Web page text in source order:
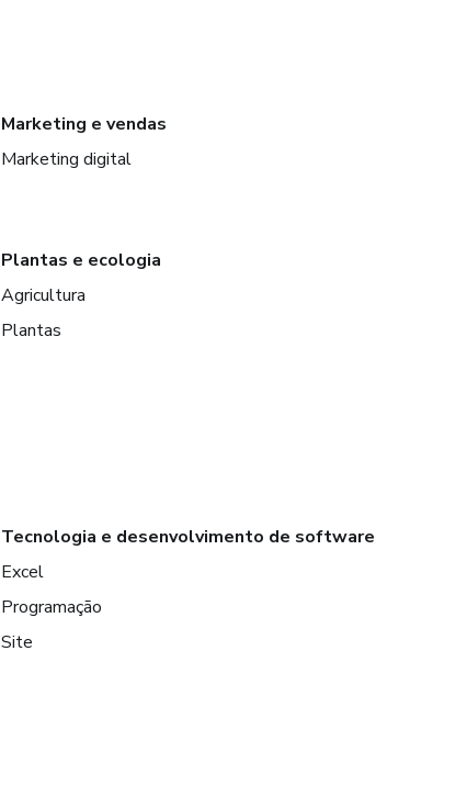
Marketing e vendas
Marketing digital
Plantas e ecologia
Agricultura
Plantas
Tecnologia e desenvolvimento de software
Excel
Programação
Site